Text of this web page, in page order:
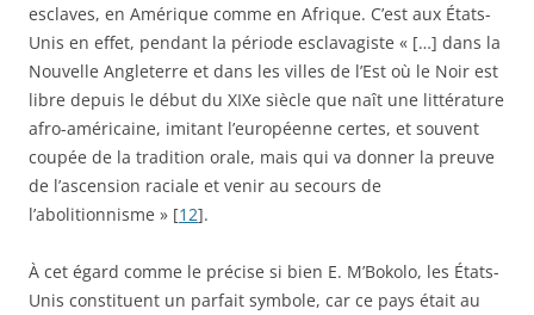
esclaves, en Amérique comme en Afrique. C’est aux États-
Unis en effet, pendant la période esclavagiste « […] dans la
Nouvelle Angleterre et dans les villes de l’Est où le Noir est
libre depuis le début du XIXe siècle que naît une littérature
afro-américaine, imitant l’européenne certes, et souvent
coupée de la tradition orale, mais qui va donner la preuve
de l’ascension raciale et venir au secours de
l’abolitionnisme » [12].
À cet égard comme le précise si bien E. M’Bokolo, les États-
Unis constituent un parfait symbole, car ce pays était au